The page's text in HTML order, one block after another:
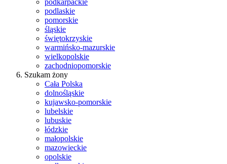
podkarpackie
podlaskie
pomorskie
śląskie
świętokrzyskie
warmińsko-mazurskie
wielkopolskie
zachodniopomorskie
Szukam żony
Cała Polska
dolnośląskie
kujawsko-pomorskie
lubelskie
lubuskie
łódzkie
małopolskie
mazowieckie
opolskie